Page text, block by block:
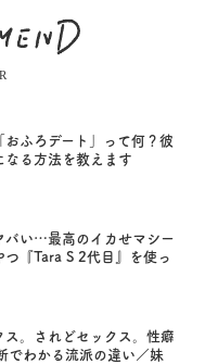
おふろデート」って何？彼
なる方法を教えます
バい…最高のイカせマシー
つ『Tara S 2代目』を使っ
ス。されどセックス。性癖
でわかる流派の違い／妹